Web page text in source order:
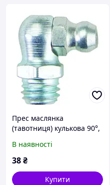
Прес маслянка
(тавотниця) кулькова 90°,
поштучно, DIN71412 |
UMETA Німеччина
В наявності
38₴
Купити